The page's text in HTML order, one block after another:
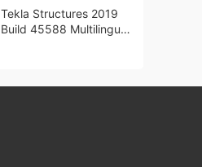
Tekla Structures 2019
Build 45588 Multilingual